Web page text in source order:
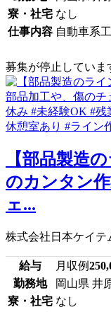
寮・社宅 なし
仕事内容 自動車系
募集が停止していま
【部品製造
のカンタン
ェ...
株式会社日本ケイテ
給与 月収例
勤務地
岡山県 井
寮・社宅 なし